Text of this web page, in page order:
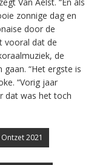
zonnige dag en
door de
vooral dat de
de
“Het ergste is
“Vorig jaar
dat was het toch
2021